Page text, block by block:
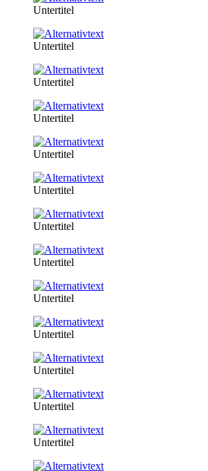
Untertitel
Untertitel
Untertitel
Untertitel
Untertitel
Untertitel
Untertitel
Untertitel
Untertitel
Untertitel
Untertitel
Untertitel
Untertitel